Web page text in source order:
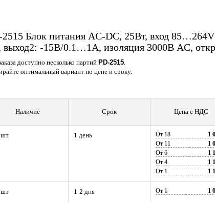
2515 Блок питания AC-DC, 25Вт, вход
выход2: -15В/0.1…1A, изоляция 3000В AC,
доступно несколько партий PD-2515
оптимальный вариант по цене и сроку.
Наличие Срок Цена с НДС
1 день От 18
1
От 11
1
От 6
1
От 4
1
От 1
1
1-2 дня От 1 1